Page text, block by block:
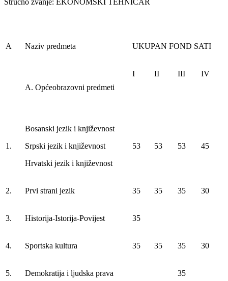
A Naziv predmeta UKUPAN FOND SATI
A. Općeobrazovni predmeti
I II III IV
1.
Bosanski jezik i književnost
Srpski jezik i književnost
Hrvatski jezik i književnost
53 53 53 45
2. Prvi strani jezik 35 35 35 30
3. Historija-Istorija-Povijest 35
4. Sportska kultura 35 35 35 30
5. Demokratija i ljudska prava 35